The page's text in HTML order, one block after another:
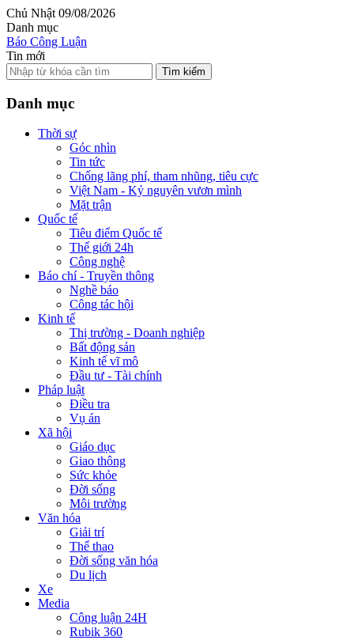
Chủ Nhật 09/08/2026
Danh mục
Báo Công Luận
Tin mới
Tìm kiếm
Danh mục
Thời sự
Góc nhìn
Tin tức
Chống lãng phí, tham nhũng, tiêu cực
Việt Nam - Kỷ nguyên vươn mình
Mặt trận
Quốc tế
Tiêu điểm Quốc tế
Thế giới 24h
Công nghệ
Báo chí - Truyền thông
Nghề báo
Công tác hội
Kinh tế
Thị trường - Doanh nghiệp
Bất động sản
Kinh tế vĩ mô
Đầu tư - Tài chính
Pháp luật
Điều tra
Vụ án
Xã hội
Giáo dục
Giao thông
Sức khỏe
Đời sống
Môi trường
Văn hóa
Giải trí
Thể thao
Đời sống văn hóa
Du lịch
Xe
Media
Công luận 24H
Rubik 360